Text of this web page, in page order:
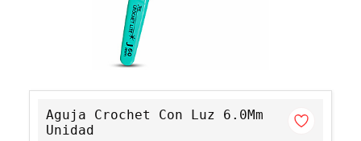
Aguja Crochet Con Luz 6.0Mm
Unidad